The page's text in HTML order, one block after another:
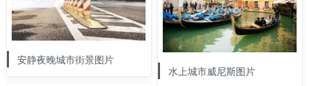
安静夜晚城市街景图片
水上城市威尼斯图片